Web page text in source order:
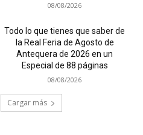
08/08/2026
Todo lo que tienes que saber de
la Real Feria de Agosto de
Antequera de 2026 en un
Especial de 88 páginas
08/08/2026
Cargar más